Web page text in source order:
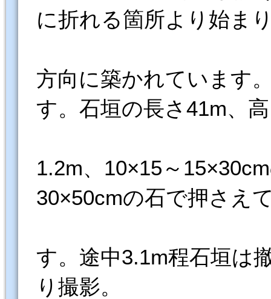
に折れる箇所より始ま
方向に築かれています
す。石垣の長さ41m、
1.2m、10×15～
30×50cmの石で押さえ
す。途中3.1m程石垣は
り撮影。